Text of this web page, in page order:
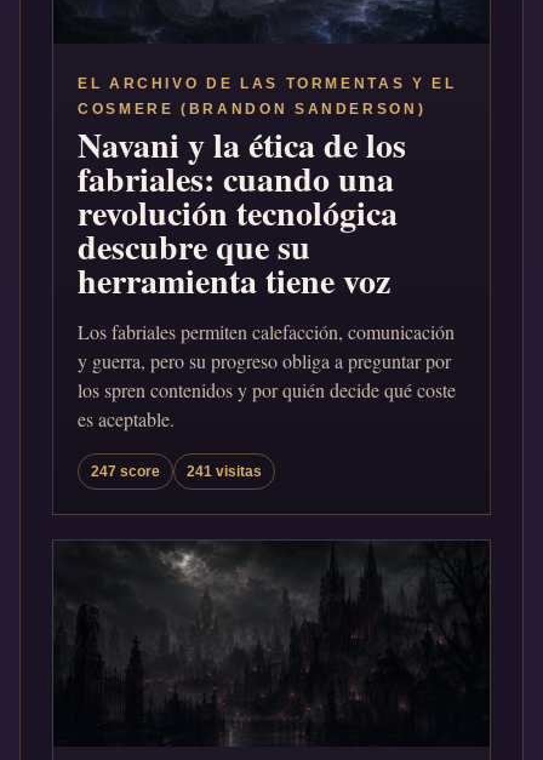
EL ARCHIVO DE LAS TORMENTAS Y EL
COSMERE (BRANDON SANDERSON)
Navani y la ética de los
fabriales: cuando una
revolución tecnológica
descubre que su
herramienta tiene voz
Los fabriales permiten calefacción, comunicación
y guerra, pero su progreso obliga a preguntar por
los spren contenidos y por quién decide qué coste
es aceptable.
247 score 241 visitas